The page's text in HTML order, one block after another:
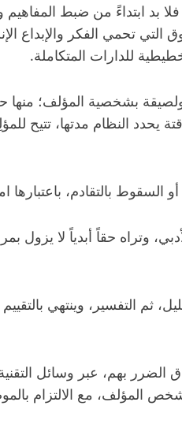
بد ابتداءً من ضبط
التي تحمي الفكر والإبداع
للدارات المتكاملة.
بشخصية المؤلف؛
النظام مدتها، تتيح
بالتقادم، باعتبارها
حقاً أبدياً لا يزول بمرور
ثم التفسير، وينتهي
بهم، عبر وسائل
المؤلف، مع الالتزام